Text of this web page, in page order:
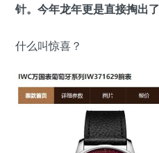
针。今年龙年更是直接掏出
什么叫惊喜？